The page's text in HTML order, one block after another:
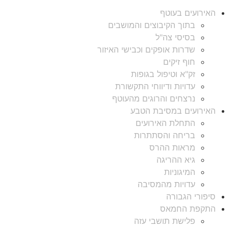
האירועים בעוטף
בתוך הקיבוצים והמושבים
בסיסי צה"ל
שדרות אופקים וכבישי האיזור
חוף זיקים
זק"א וטיפול בגופות
עדויות ודיווחי התקשורת
נרצחים והרוגים מהעוטף
האירועים במסיבת הטבע
התחלת האירועים
בריחה והסתתרות
מראות ההרס
גיא ההריגה
המיגוניות
עדויות מהמסיבה
סיפורי הגבורה
התקפת החמאס
פלישת תושבי עזה